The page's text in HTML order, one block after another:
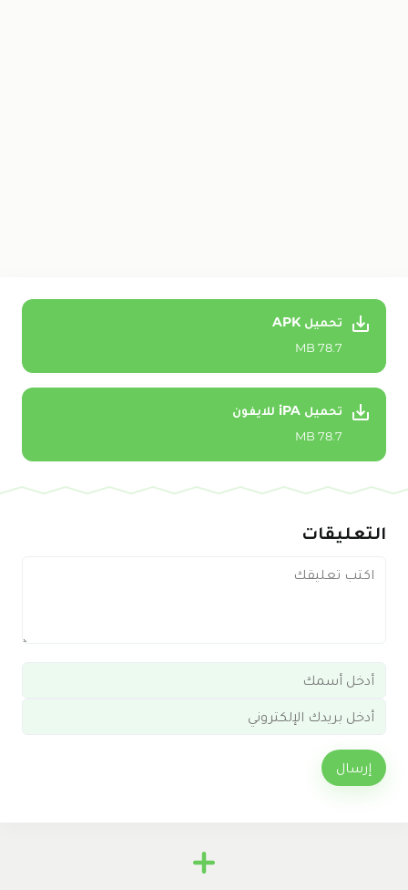
تحميل APK
‫78.7 MB
تحميل iPA للايفون
‫78.7 MB
التعليقات
إرسال